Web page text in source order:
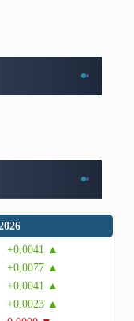
+0,0041 ▲
+0,0077 ▲
+0,0041 ▲
+0,0023 ▲